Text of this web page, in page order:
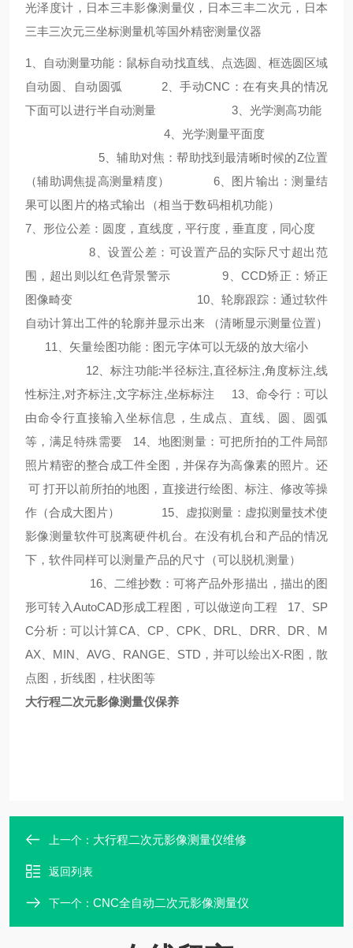
光泽度计，日本三丰影像测量仪，日本三丰二次元，日本
三丰三次元三坐标测量机等国外精密测量仪器
1、自动测量功能：鼠标自动找直线、点选圆、框选圆区域
自动圆、自动圆弧 2、手动CNC：在有夹具的情况
下面可以进行半自动测量 3、光学测高功能
4、光学测量平面度
5、辅助对焦：帮助找到最清晰时候的Z位置
（辅助调焦提高测量精度） 6、图片输出：测量结
果可以图片的格式输出（相当于数码相机功能）
7、形位公差：圆度，直线度，平行度，垂直度，同心度
8、设置公差：可设置产品的实际尺寸超出范
围，超出则以红色背景警示9、CCD矫正：矫正
图像畸变 10、轮廓跟踪：通过软件
自动计算出工件的轮廓并显示出来 （清晰显示测量位置）
11、矢量绘图功能：图元字体可以无级的放大缩小
12、标注功能:半径标注,直径标注,角度标注,线
性标注,对齐标注,文字标注,坐标标注 13、命令行：可以
由命令行直接输入坐标信息，生成点、直线、圆、圆弧
等，满足特殊需要 14、地图测量：可把所拍的工件局部
照片精密的整合成工件全图，并保存为高像素的照片。还
可 打开以前所拍的地图，直接进行绘图、标注、修改等操
作（合成大图片） 15、虚拟测量：虚拟测量技术使
影像测量软件可脱离硬件机台。在没有机台和产品的情况
下，软件同样可以测量产品的尺寸（可以脱机测量）
16、二维抄数：可将产品外形描出，描出的图
形可转入AutoCAD形成工程图，可以做逆向工程 17、SP
C分析：可以计算CA、CP、CPK、DRL、DRR、DR、M
AX、MIN、AVG、RANGE、STD，并可以绘出X-R图，散
点图，折线图，柱状图等
大行程二次元影像测量仪保养
上一个： 大行程二次元影像测量仪维修
返回列表
下一个： CNC全自动二次元影像测量仪